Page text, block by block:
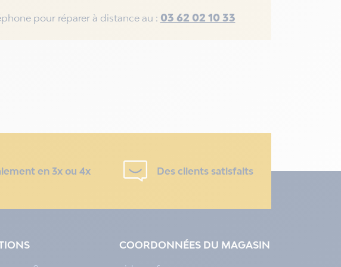
pour réparer à distance au : 03 62 02 10 33
en 3x ou 4x Des clients satisfaits
COORDONNÉES DU MAGASIN